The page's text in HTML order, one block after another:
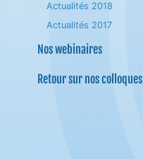
Actualités 2018
Actualités 2017
Nos webinaires
Retour sur nos colloques